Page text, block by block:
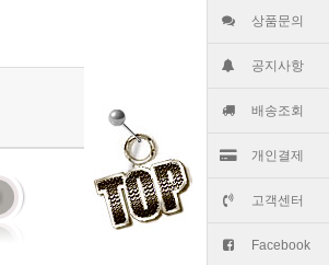
상품문의
공지사항
배송조회
개인결제
고객센터
Facebook